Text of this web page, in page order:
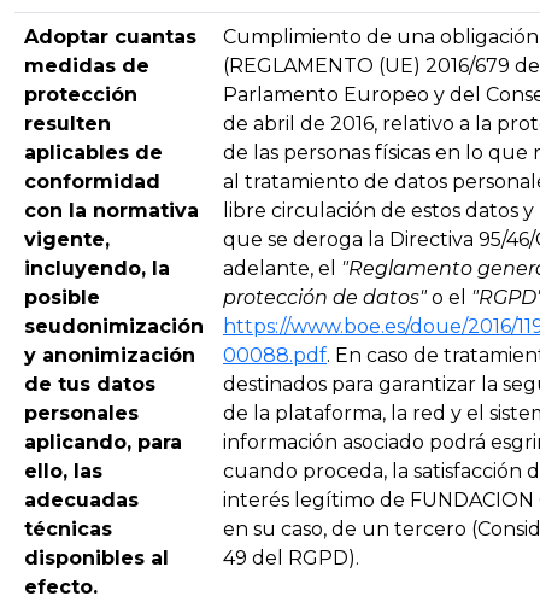
Adoptar cuantas
medidas de
protección
resulten
aplicables de
conformidad
con la normativa
vigente,
incluyendo, la
posible
seudonimización
y anonimización
de tus datos
personales
aplicando, para
ello, las
adecuadas
técnicas
disponibles al
efecto.
Cumplimiento de una
(REGLAMENTO (UE) 2016/679
Parlamento Europeo y del
de abril de 2016, relativo a la
de las personas físicas en lo que
al tratamiento de datos
libre circulación de estos datos
que se deroga la Directiva 95/46/
adelante, el "Reglamento
protección de datos"o el
https://www.boe.es/doue/2016/
00088.pdf. En caso de
destinados para garantizar la
de la plataforma, la red y el
información asociado podrá
cuando proceda, la satisfacción
interés legítimo de FUNDACION
en su caso, de un tercero
49 del RGPD).